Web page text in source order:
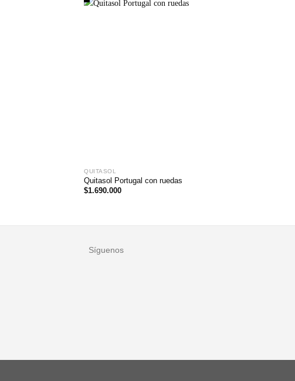
QUITASOL
Quitasol Portugal con ruedas
$1.690.000
Síguenos